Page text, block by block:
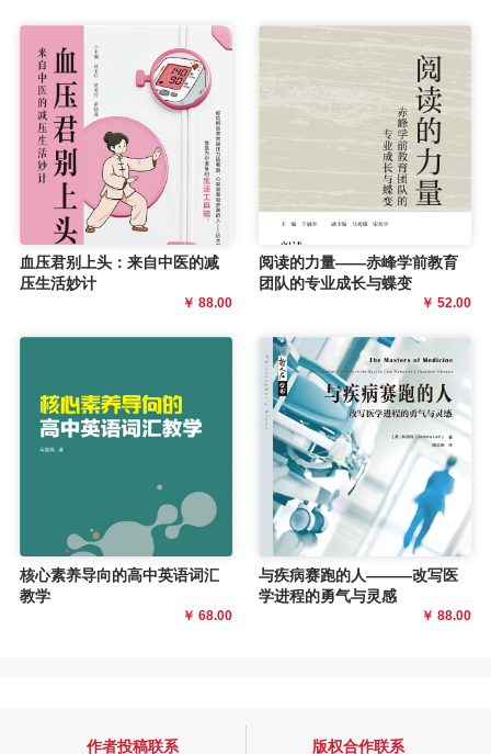
血压君别上头：来自中医的减
压生活妙计
￥ 88.00
阅读的力量——赤峰学前教育
团队的专业成长与蝶变
￥ 52.00
核心素养导向的高中英语词汇
教学
￥ 68.00
与疾病赛跑的人———改写医
学进程的勇气与灵感
￥ 88.00
作者投稿联系 版权合作联系